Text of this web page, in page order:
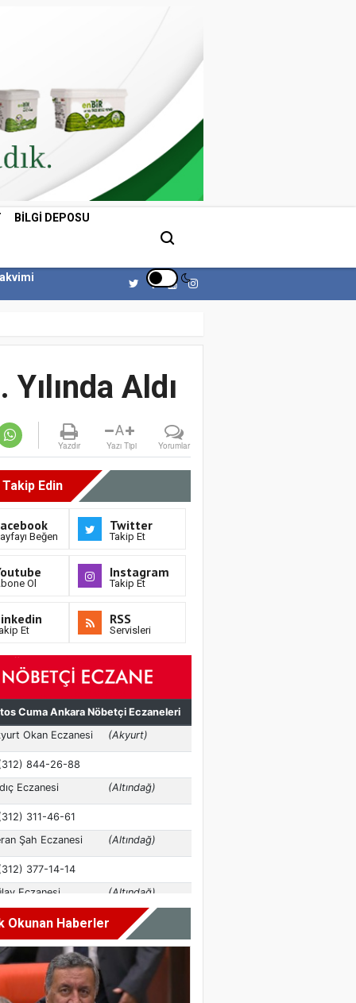
BILGI DEPOSU
Aldı
Yazdır
A
Yazı Tipi Yorumlar
Edin
Beğen
Twitter
Takip Et
Ol
Instagram
Takip Et
Et
RSS
Servisleri
Okunan Haberler